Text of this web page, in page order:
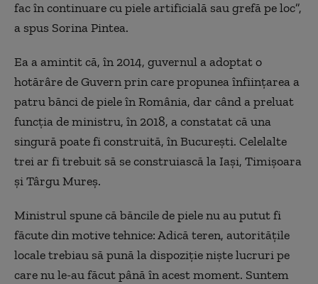
fac în continuare cu piele artificială sau grefă pe loc”,
a spus Sorina Pintea.
Ea a amintit că, în 2014, guvernul a adoptat o
hotărâre de Guvern prin care propunea înființarea a
patru bănci de piele în România, dar când a preluat
funcția de ministru, în 2018, a constatat că una
singură poate fi construită, în București. Celelalte
trei ar fi trebuit să se construiască la Iași, Timișoara
și Târgu Mureș.
Ministrul spune că băncile de piele nu au putut fi
făcute din motive tehnice: Adică teren, autoritățile
locale trebiau să pună la dispoziție niște lucruri pe
care nu le-au făcut până în acest moment. Suntem